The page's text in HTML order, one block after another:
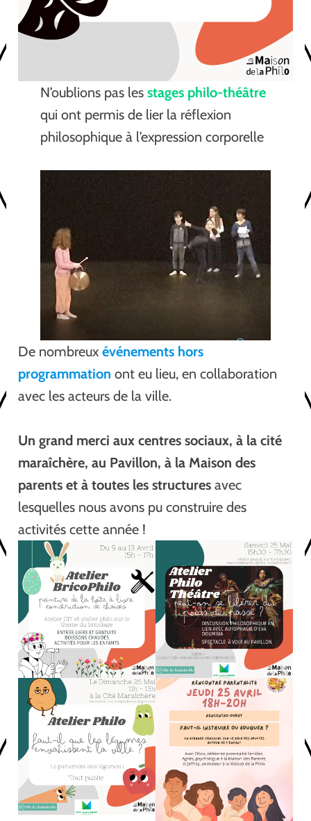
N’oublions pas les stages philo-théâtre
qui ont permis de lier la réflexion
philosophique à l’expression corporelle
De nombreuxévénements hors
programmation ont eu lieu, en collaboration
avec les acteurs de la ville.
Un grand merci aux centres sociaux, à la cité
maraîchère, au Pavillon, à la Maison des
parents et à toutes les structures avec
lesquelles nous avons pu construire des
activités cette année !